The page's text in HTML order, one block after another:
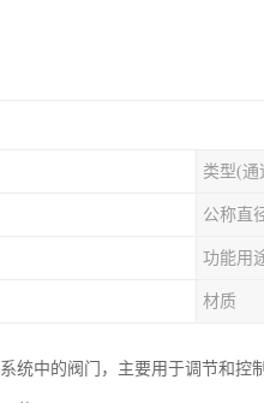
类型(通
公称直
功能用
材质
统中的阀门，主要用于调节和